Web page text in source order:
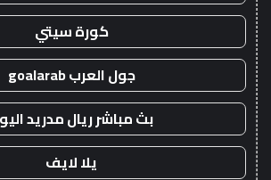
كورة سيتي
جول العرب goalarab
بث مباشر ريال مدريد
يلا لايف